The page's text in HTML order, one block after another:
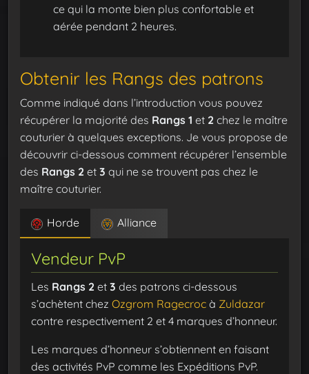
ce qui la monte bien plus confortable et
aérée pendant 2 heures.
Obtenir les Rangs des patrons
Comme indiqué dans l’introduction vous pouvez
récupérer la majorité des Rangs 1 et 2 chez le maître
couturier à quelques exceptions. Je vous propose de
découvrir ci-dessous comment récupérer l’ensemble
des Rangs 2 et 3 qui ne se trouvent pas chez le
maître couturier.
Horde Alliance
Vendeur PvP
Les Rangs 2 et 3 des patrons ci-dessous
s’achètent chez Ozgrom Ragecroc à Zuldazar
contre respectivement 2 et 4 marques d’honneur.
Les marques d’honneur s’obtiennent en faisant
des activités PvP comme les Expéditions PvP.